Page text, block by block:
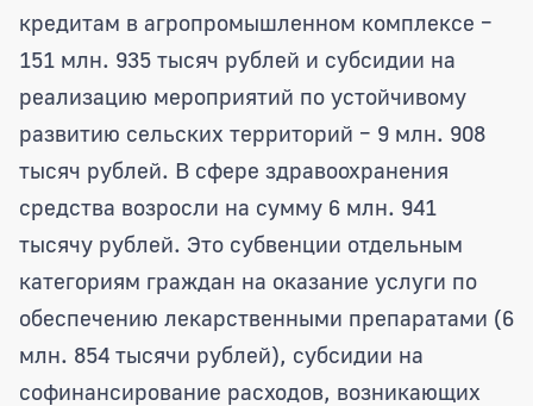
кредитам в агропромышленном комплексе –
151 млн. 935 тысяч рублей и субсидии на
реализацию мероприятий по устойчивому
развитию сельских территорий – 9 млн. 908
тысяч рублей. В сфере здравоохранения
средства возросли на сумму 6 млн. 941
тысячу рублей. Это субвенции отдельным
категориям граждан на оказание услуги по
обеспечению лекарственными препаратами (6
млн. 854 тысячи рублей), субсидии на
софинансирование расходов, возникающих